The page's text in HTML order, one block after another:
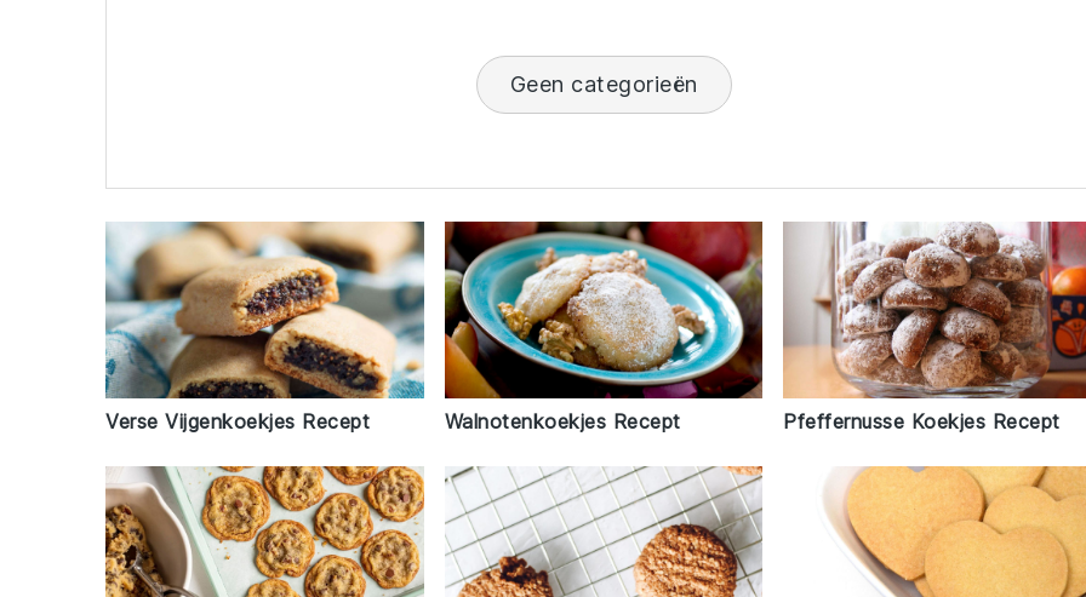
Geen categorieën
Verse Vijgenkoekjes Recept Walnotenkoekjes Recept Pfeffernusse Koekjes Recept